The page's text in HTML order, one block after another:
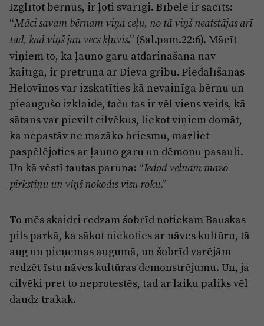
Izglītot bērnus, ir ļoti svarīgi. Bībelē ir sacīts:
“Māci savam bērnam viņa ceļu, no tā viņš neatstājas arī
tad, kad viņš jau vecs kļuvis.” (Sal.pam.22:6). Mācīt
viņiem to, ka ļauno garu atdarināšana nav
kaitīga, ir pretrunā ar Dieva gribu. Piedalīšanās
Helovīnos var izskatīties kā nevainīga bērnu un
pieaugušo izklaide, taču tas ir vēl viens veids, kā
sātans var pievilt cilvēkus, liekot viņiem domāt,
ka nepastāv ne mazāko briesmu, mazliet
paspēlējoties ar ļauno garu un dēmonu pasauli.
Un kā vēstī tautas paruna: “Iedod velnam mazo
pirkstiņu un viņš nokodīs visu roku.”
To mēs skaidri redzam šobrīd notiekam Bauskas
pils parkā, ka sākot niekoties ar nāves kultūru, tā
aug un pieņemas augumā, un šobrīd varējām
redzēt īstu nāves kultūras demonstrējumu. Un, ja
cilvēki pret to neprotestēs, tad ar laiku paliks vēl
daudz trakāk.